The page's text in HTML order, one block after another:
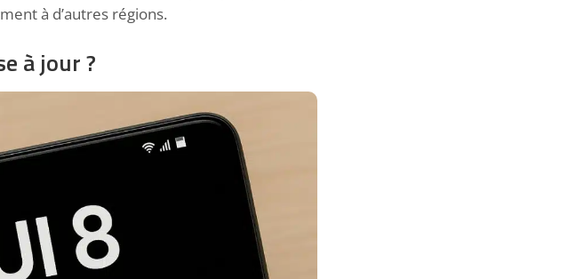
à d’autres régions.
à jour ?